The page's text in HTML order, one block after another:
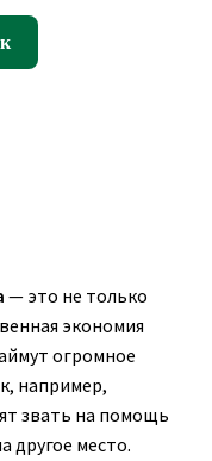
— это не только
экономия
огромное
например,
звать на помощь
другое место.